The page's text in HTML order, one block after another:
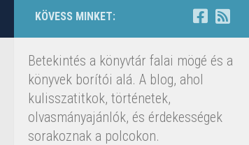
KÖVESS MINKET:
Betekintés a könyvtár falai mögé és a
könyvek borítói alá. A blog, ahol
kulisszatitkok, történetek,
olvasmányajánlók, és érdekességek
sorakoznak a polcokon.